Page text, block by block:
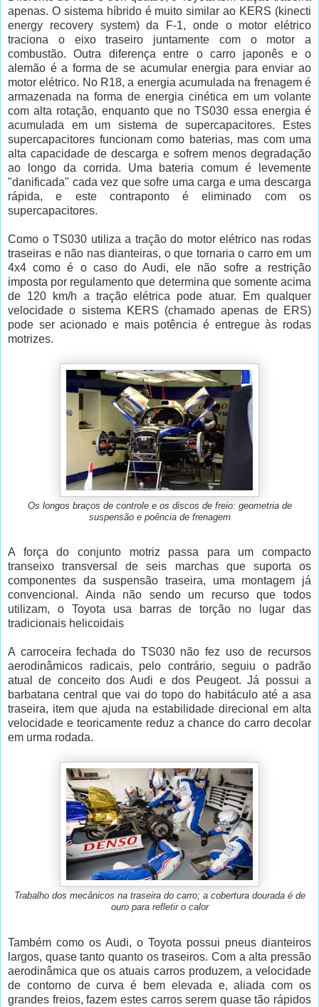
apenas. O sistema híbrido é muito similar ao KERS (kinecti
energy recovery system) da F-1, onde o motor elétrico
traciona o eixo traseiro juntamente com o motor a
combustão. Outra diferença entre o carro japonês e o
alemão é a forma de se acumular energia para enviar ao
motor elétrico. No R18, a energia acumulada na frenagem é
armazenada na forma de energia cinética em um volante
com alta rotação, enquanto que no TS030 essa energia é
acumulada em um sistema de supercapacitores. Estes
supercapacitores funcionam como baterias, mas com uma
alta capacidade de descarga e sofrem menos degradação
ao longo da corrida. Uma bateria comum é levemente
"danificada" cada vez que sofre uma carga e uma descarga
rápida, e este contraponto é eliminado com os
supercapacitores.
Como o TS030 utiliza a tração do motor elétrico nas rodas
traseiras e não nas dianteiras, o que tornaria o carro em um
4x4 como é o caso do Audi, ele não sofre a restrição
imposta por regulamento que determina que somente acima
de 120 km/h a tração elétrica pode atuar. Em qualquer
velocidade o sistema KERS (chamado apenas de ERS)
pode ser acionado e mais potência é entregue às rodas
motrizes.
Os longos braços de controle e os discos de freio: geometria de
suspensão e poência de frenagem
A força do conjunto motriz passa para um compacto
transeixo transversal de seis marchas que suporta os
componentes da suspensão traseira, uma montagem já
convencional. Ainda não sendo um recurso que todos
utilizam, o Toyota usa barras de torção no lugar das
tradicionais helicoidais
A carroceira fechada do TS030 não fez uso de recursos
aerodinâmicos radicais, pelo contrário, seguiu o padrão
atual de conceito dos Audi e dos Peugeot. Já possui a
barbatana central que vai do topo do habitáculo até a asa
traseira, item que ajuda na estabilidade direcional em alta
velocidade e teoricamente reduz a chance do carro decolar
em urma rodada.
Trabalho dos mecânicos na traseira do carro; a cobertura dourada é de
ouro para refletir o calor
Também como os Audi, o Toyota possui pneus dianteiros
largos, quase tanto quanto os traseiros. Com a alta pressão
aerodinâmica que os atuais carros produzem, a velocidade
de contorno de curva é bem elevada e, aliada com os
grandes freios, fazem estes carros serem quase tão rápidos